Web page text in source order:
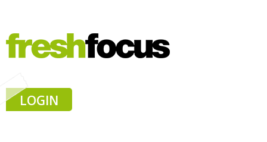
LOGIN